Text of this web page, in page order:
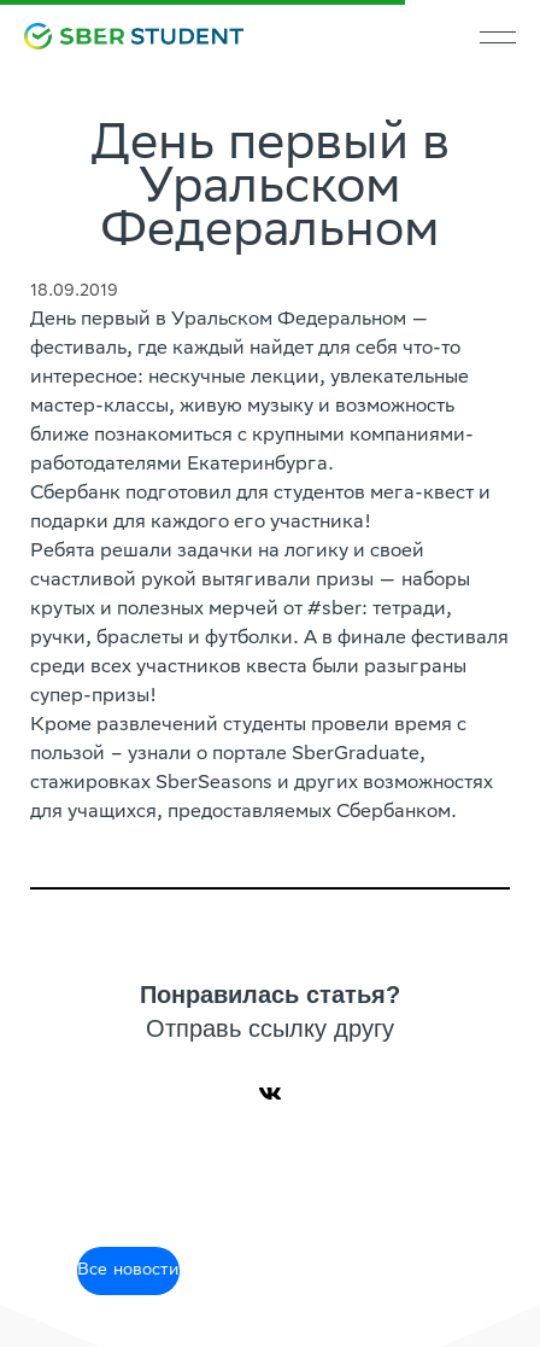
День первый в
Уральском
Федеральном
18.09.2019
День первый в Уральском Федеральном —
фестиваль, где каждый найдет для себя что-то
интересное: нескучные лекции, увлекательные
мастер-классы, живую музыку и возможность
ближе познакомиться с крупными компаниями-
работодателями Екатеринбурга.
Сбербанк подготовил для студентов мега-квест и
подарки для каждого его участника!
Ребята решали задачки на логику и своей
счастливой рукой вытягивали призы — наборы
крутых и полезных мерчей от #sber: тетради,
ручки, браслеты и футболки. А в финале фестиваля
среди всех участников квеста были разыграны
супер-призы!
Кроме развлечений студенты провели время с
пользой – узнали о портале SberGraduate,
стажировках SberSeasons и других возможностях
для учащихся, предоставляемых Сбербанком.
Понравилась статья?
Отправь ссылку другу
Все новости